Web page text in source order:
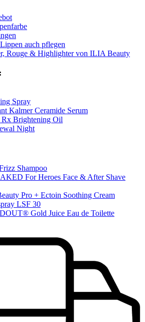
auch pflegen
Rouge & Highlighter von ILIA Beauty
Spray
Kalmer Ceramide Serum
Brightening Oil
Night
Shampoo
For Heroes Face & After Shave
Pro + Ectoin Soothing Cream
LSF 30
Gold Juice Eau de Toilette